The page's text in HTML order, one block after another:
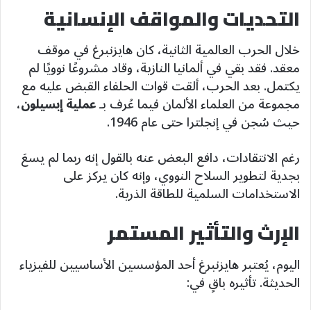
التحديات والمواقف الإنسانية
خلال الحرب العالمية الثانية، كان هايزنبرغ في موقف
معقد. فقد بقي في ألمانيا النازية، وقاد مشروعًا نوويًا لم
يكتمل. بعد الحرب، ألقت قوات الحلفاء القبض عليه مع
مجموعة من العلماء الألمان فيما عُرف بـعملية إبسيلون،
حيث سُجن في إنجلترا حتى عام 1946.
رغم الانتقادات، دافع البعض عنه بالقول إنه ربما لم يسعَ
بجدية لتطوير السلاح النووي، وإنه كان يركز على
الاستخدامات السلمية للطاقة الذرية.
الإرث والتأثير المستمر
اليوم، يُعتبر هايزنبرغ أحد المؤسسين الأساسيين للفيزياء
الحديثة. تأثيره باقٍ في: